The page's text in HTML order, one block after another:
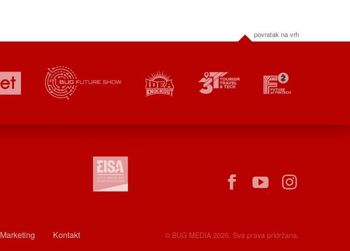
povratak na vrh
Marketing Kontakt © BUG MEDIA 2026. Sva prava pridržana.